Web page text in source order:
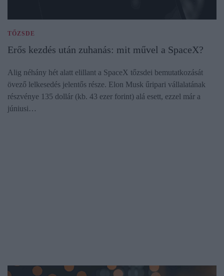
TŐZSDE
Erős kezdés után zuhanás: mit művel a SpaceX?
Alig néhány hét alatt elillant a SpaceX tőzsdei bemutatkozását
övező lelkesedés jelentős része. Elon Musk űripari vállalatának
részvénye 135 dollár (kb. 43 ezer forint) alá esett, ezzel már a
júniusi…